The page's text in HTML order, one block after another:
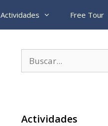
Actividades Free Tour
Actividades